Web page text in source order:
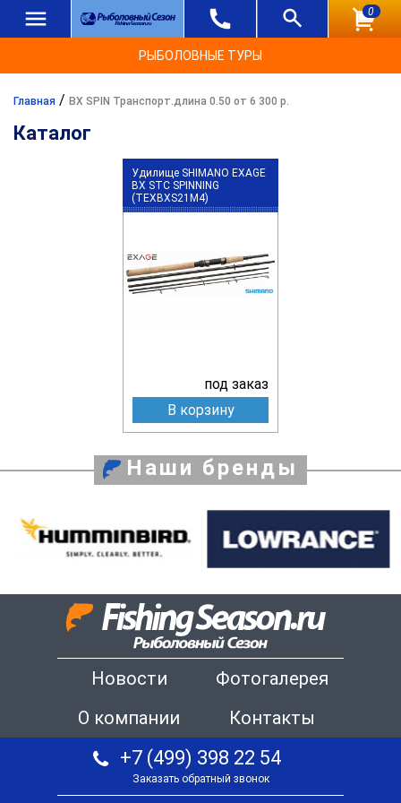
0
РЫБОЛОВНЫЕ ТУРЫ
Главная / BX SPIN Транспорт.длина 0.50 от 6 300 р.
Каталог
Удилище SHIMANO EXAGE
BX STC SPINNING
(TEXBXS21M4)
под заказ
В корзину
Наши бренды
Новости
Фотогалерея
О компании
Контакты
+7 (499) 398 22 54
Заказать обратный звонок